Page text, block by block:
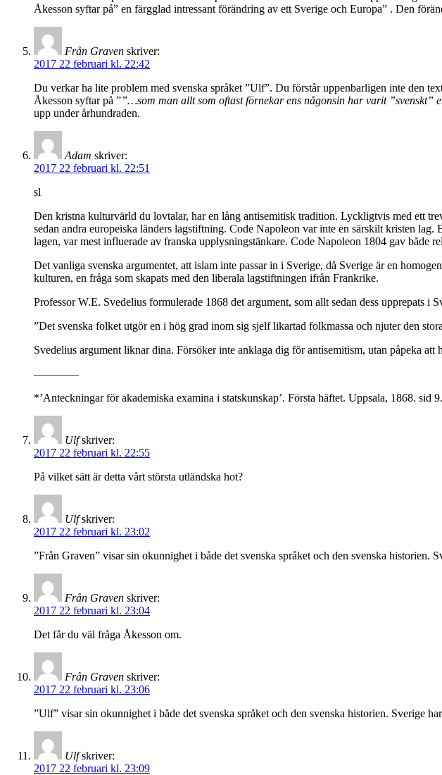
Åkesson syftar på” en färgglad intressant förändring av ett Sverige och Europa” . Den
Från Graven skriver:
2017 22 februari kl. 22:42
Du verkar ha lite problem med svenska språket ”Ulf”. Du förstår uppenbarligen inte den
Åkesson syftar på ””…som man allt som oftast förnekar ens någonsin har varit ”svenskt”
upp under århundraden.
Adam skriver:
2017 22 februari kl. 22:51
sl
Den kristna kulturvärld du lovtalar, har en lång antisemitisk tradition. Lyckligtvis med ett
sedan andra europeiska länders lagstiftning. Code Napoleon var inte en särskilt kristen
lagen, var mest influerade av franska upplysningstänkare. Code Napoleon 1804 gav både
Det vanliga svenska argumentet, att islam inte passar in i Sverige, då Sverige är en
kulturen, en fråga som skapats med den liberala lagstiftningen ifrån Frankrike.
Professor W.E. Svedelius formulerade 1868 det argument, som allt sedan dess upprepats i
”Det svenska folket utgör en i hög grad inom sig sjelf likartad folkmassa och njuter den
Svedelius argument liknar dina. Försöker inte anklaga dig för antisemitism, utan påpeka
————
*’Anteckningar för akademiska examina i statskunskap’. Första häftet. Uppsala, 1868. sid 9.
Ulf skriver:
2017 22 februari kl. 22:55
På vilket sätt är detta vårt största utländska hot?
Ulf skriver:
2017 22 februari kl. 23:02
”Från Graven” visar sin okunnighet i både det svenska språket och den svenska historien.
Från Graven skriver:
2017 22 februari kl. 23:04
Det får du väl fråga Åkesson om.
Från Graven skriver:
2017 22 februari kl. 23:06
”Ulf” visar sin okunnighet i både det svenska språket och den svenska historien. Sverige
Ulf skriver:
2017 22 februari kl. 23:09